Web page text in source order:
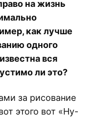
на жизнь
как лучше
одного
вся
ли это?
за рисование
этого вот «Ну-